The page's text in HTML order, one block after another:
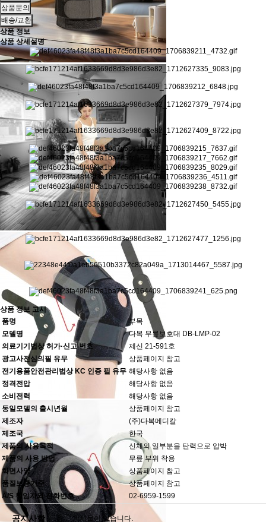
상품문의
배송/교환
상품 정보
상품 상세설명
상품 정보 고시
품명
부목
모델명
다복 무릎보호대 DB-LMP-02
의료기기법상 허가·신고 번호
제신 21-591호
광고사전심의필 유무
상품페이지 참고
전기용품안전관리법상 KC 인증 필 유무 해당사항 없음
정격전압
해당사항 없음
소비전력
해당사항 없음
동일모델의 출시년월
상품페이지 참고
제조자
(주)다복메디칼
제조국
한국
제품의 사용목적
신체의 일부분을 탄력으로 압박
제품의 사용 방법
무릎 부위 착용
화면사양
상품페이지 참고
품질보증기준
상품페이지 참고
A/S 책임자와 전화번호
02-6959-1599
공지사항 게시물이 없습니다.